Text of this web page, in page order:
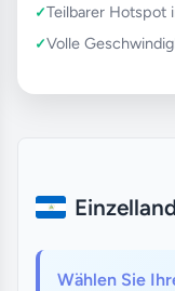
Teilbarer Hotspot
Volle
Wählen Sie